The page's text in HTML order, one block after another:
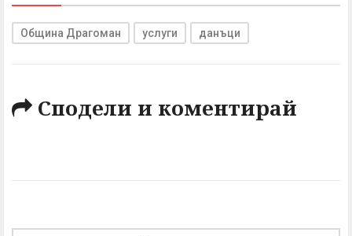
Община Драгоман услуги данъци
Сподели и коментирай